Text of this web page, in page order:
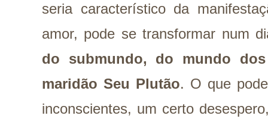
seria característico da
amor, pode se transformar num
do submundo, do mundo
maridão Seu Plutão. O que
inconscientes, um certo